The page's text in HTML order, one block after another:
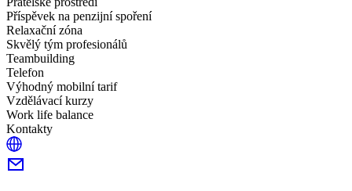
Příspěvek na penzijní spoření
Relaxační zóna
Skvělý tým profesionálů
Teambuilding
Telefon
Výhodný mobilní tarif
Vzdělávací kurzy
Work life balance
Kontakty